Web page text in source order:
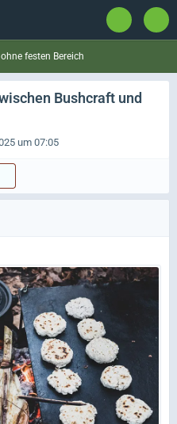
festen Bereich
Bushcraft und
um 07:05